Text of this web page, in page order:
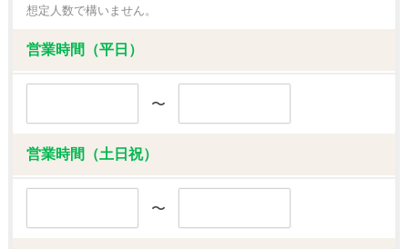
想定人数で構いません。
営業時間（平日）
〜
営業時間（土日祝）
〜